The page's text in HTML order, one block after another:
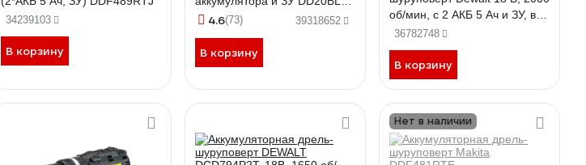
34239103
В корзину
70C (Bare)
4.6(73) 39318652
В корзину
об/мин, с 2 АКБ 5 Ач и ЗУ, в
кейсе TSTAK DCD800H2T
36782748
В корзину
Нет в наличии